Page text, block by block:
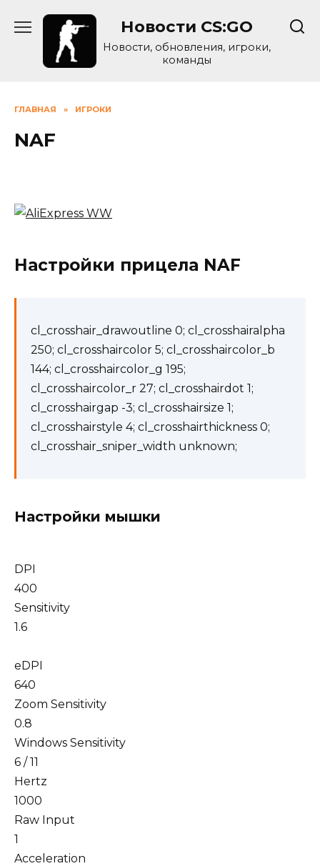
Новости CS:GO
Новости, обновления, игроки,
команды
ГЛАВНАЯ » ИГРОКИ
NAF
Настройки прицела NAF
cl_crosshair_drawoutline 0; cl_crosshairalpha
250; cl_crosshaircolor 5; cl_crosshaircolor_b
144; cl_crosshaircolor_g 195;
cl_crosshaircolor_r 27; cl_crosshairdot 1;
cl_crosshairgap -3; cl_crosshairsize 1;
cl_crosshairstyle 4; cl_crosshairthickness 0;
cl_crosshair_sniper_width unknown;
Настройки мышки
DPI
400
Sensitivity
1.6
eDPI
640
Zoom Sensitivity
0.8
Windows Sensitivity
6 / 11
Hertz
1000
Raw Input
1
Acceleration